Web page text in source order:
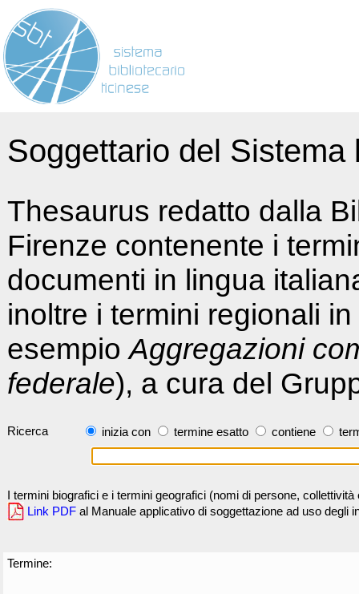
Soggettario del
Thesaurus redatto dalla
Firenze contenente i
documenti in lingua
inoltre i termini regionali
esempioAggregazioni
federale), a cura del
Ricerca inizia con termine esatto contiene
I termini biografici e i termini geografici (nomi di persone,
Link PDF al Manuale applicativo di soggettazione ad uso degli
Termine: